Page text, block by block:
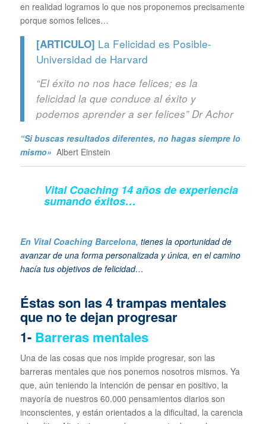
en realidad logramos lo que nos proponemos precisamente
porque somos felices…
[ARTICULO] La Felicidad es Posible-
Universidad de Harvard
“El éxito no nos hace felices; es la
felicidad la que conduce al éxito y
podemos aprender a ser felices” Dr Achor
“Si buscas resultados diferentes, no hagas siempre lo
mismo» Albert Einstein
Vital Coaching 14 años de experiencia
sumando éxitos…
En Vital Coaching Barcelona, tienes la oportunidad de
avanzar de una forma personalizada y única, en el camino
hacía tus objetivos de felicidad…
Éstas son las 4 trampas mentales
que no te dejan progresar
1- Barreras mentales
Una de las cosas que nos impide progresar, son las
barreras mentales que nos ponemos nosotros mismos. Ya
que, aún teniendo la intención de pensar en positivo, la
mayoría de nuestros 60.000 pensamientos diarios son
inconscientes, y están orientados a la dificultad, la carencia